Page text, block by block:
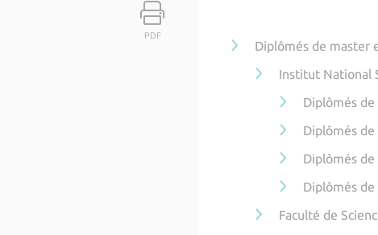
PDF
Diplômés de master
Institut National
Diplômés
Diplômés
Diplômés
Diplômés
Faculté de